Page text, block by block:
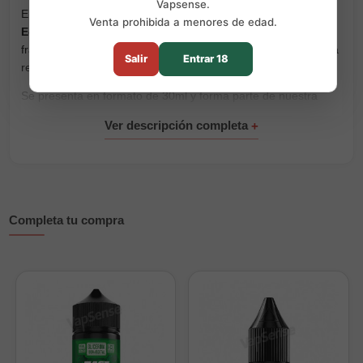
El aroma concentrado
Ultimate Ragnarok Zero Sweet
Edition
combina la intensidad de unas jugosas
frambuesas con fresas dulces, grosellas negras y moras. Una
receta afrutada con una marcada mezcla de frutos rojos.
Se presenta en formato de 30ml y forma parte de nuestra
Grosellas negras.
Moras.
Ultimate Ragnarok Zero Sweet Edition.
Formato:30ml.
Completa tu compra
Vapsense.
Venta prohibida a menores de edad.
Salir Entrar 18